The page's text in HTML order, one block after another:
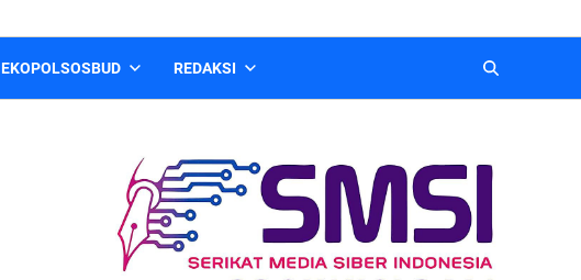
EKOPOLSOSBUD REDAKSI